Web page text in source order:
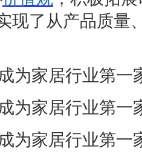
现了从产品质量
为家居行业第一
为家居行业第一
为家居行业第一